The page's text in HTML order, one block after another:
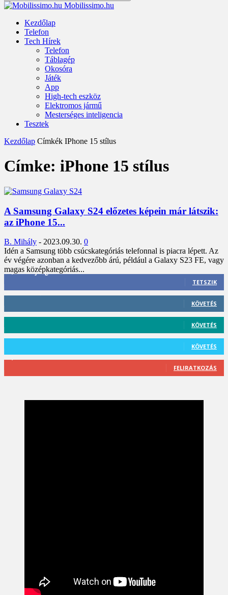
Mobilissimo.hu
Kezdőlap
Telefon
Tech Hírek
Telefon
Táblagép
Okosóra
Játék
App
High-tech eszköz
Elektromos jármű
Mesterséges inteligencia
Tesztek
Kezdőlap Címkék IPhone 15 stílus
Címke: iPhone 15 stílus
A Samsung Galaxy S24 előzetes képein már látszik:
az iPhone 15...
B. Mihály - 2023.09.30. 0
Idén a Samsung több csúcskategóriás telefonnal is piacra lépett. Az
év végére azonban a kedvezőbb árú, például a Galaxy S23 FE, vagy
magas középkategóriás...
3,452 Rajongók
TETSZIK
KÖVETÉS
KÖVETÉS
KÖVETÉS
FELIRATKOZÁS